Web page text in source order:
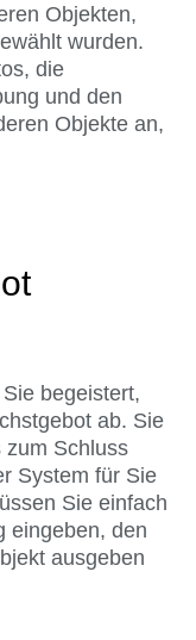
Objekten,
wurden.
die
und den
Objekte an,
begeistert,
ab. Sie
zum Schluss
System für Sie
Sie einfach
eingeben, den
ausgeben